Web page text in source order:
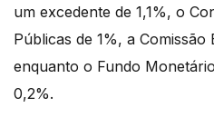
um excedente de 1,1%, o
Públicas de 1%, a
enquanto o Fundo
0,2%.